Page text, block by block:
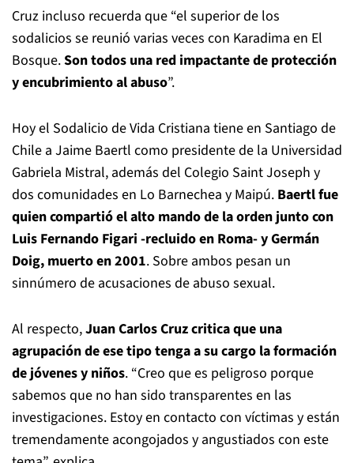
Cruz incluso recuerda que “el superior de los
sodalicios se reunió varias veces con Karadima en El
Bosque.Son todos una red impactante de protección
y encubrimiento al abuso”.
Hoy el Sodalicio de Vida Cristiana tiene en Santiago de
Chile a Jaime Baertl como presidente de la Universidad
Gabriela Mistral, además del Colegio Saint Joseph y
dos comunidades en Lo Barnechea y Maipú. Baertl fue
quien compartió el alto mando de la orden junto con
Luis Fernando Figari -recluido en Roma- y Germán
Doig, muerto en 2001. Sobre ambos pesan un
sinnúmero de acusaciones de abuso sexual.
Al respecto,Juan Carlos Cruz critica que una
agrupación de ese tipo tenga a su cargo la formación
de jóvenes y niños. “Creo que es peligroso porque
sabemos que no han sido transparentes en las
investigaciones. Estoy en contacto con víctimas y están
tremendamente acongojados y angustiados con este